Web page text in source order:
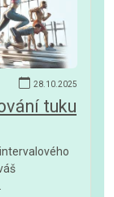
28.10.2025
tuku